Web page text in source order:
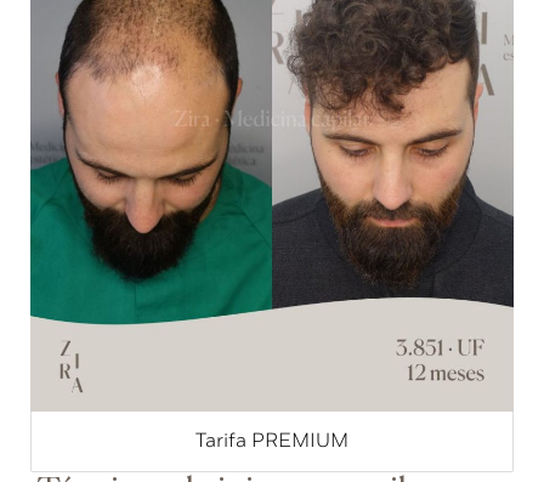
Tarifa PREMIUM